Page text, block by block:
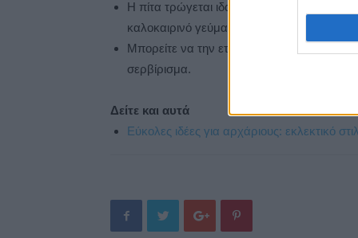
Η πίτα τρώγεται ιδανικά χλιαρή, συνοδεία
καλοκαιρινό γεύμα.
Μπορείτε να την ετοιμάσετε νωρίτερα και
σερβίρισμα.
Δείτε και αυτά
Εύκολες ιδέες για αρχάριους: εκλεκτικό